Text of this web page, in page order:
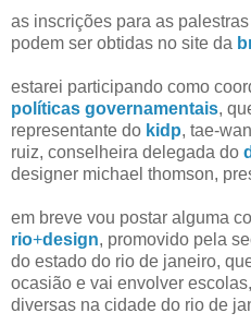
as inscrições para as
podem ser obtidas no site da
estarei participando como
políticas governamentais,
representante do kidp, tae-
ruiz, conselheira delegada do
designer michael thomson,
em breve vou postar alguma
rio+design, promovido pela
do estado do rio de janeiro,
ocasião e vai envolver
diversas na cidade do rio de